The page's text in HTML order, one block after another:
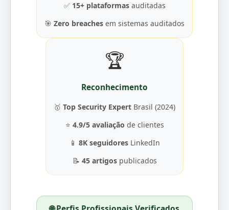
✅ 15+ plataformasauditadas
🎯 Zero breaches em sistemas auditados
🏆
Reconhecimento
🥇 Top Security Expert Brasil (2024)
⭐ 4.9/5 avaliação de clientes
📱 8K seguidoresLinkedIn
📝 45 artigospublicados